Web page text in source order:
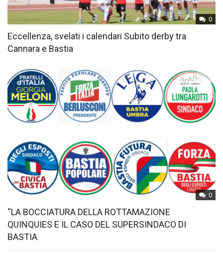
0
Eccellenza, svelati i calendari Subito derby tra
Cannara e Bastia
0
“LA BOCCIATURA DELLA ROTTAMAZIONE
QUINQUIES E IL CASO DEL SUPERSINDACO DI
BASTIA